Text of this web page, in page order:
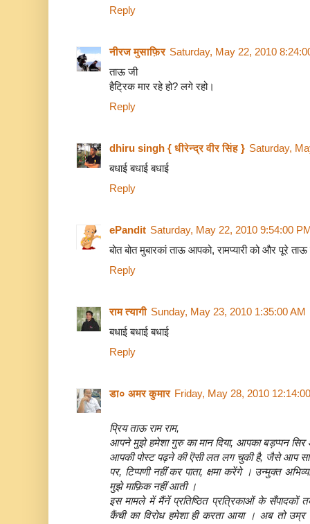
Reply
नीरज मुसाफ़िर Saturday, May 22, 2010
ताऊ जी
हैट्रिक मार रहे हो? लगे रहो।
Reply
dhiru singh { धीरेन्द्र वीर सिंह } Saturday,
बधाई बधाई बधाई
Reply
ePandit Saturday, May 22, 2010 9:54:00
बोत बोत मुबारकां ताऊ आपको, रामप्यारी को और पूरे
Reply
राम त्यागी Sunday, May 23, 2010 1:35:00 AM
बधाई बधाई बधाई
Reply
डा० अमर कुमार Friday, May 28, 2010
प्रिय ताऊ राम राम,
आपने मुझे हमेशा गुरु का मान दिया, आपका बड़प्पन
आपकी पोस्ट पढ़ने की ऎसी लत लग चुकी है, जैसे आप
पर, टिप्पणी नहीं कर पाता, क्षमा करेंगे । उन्मुक्त
मुझे माफ़िक नहीं आती ।
इस मामले में मैंनें प्रतिष्ठित प्रत्रिकाओं के सँपादकों
कैंची का विरोध हमेशा ही करता आया । अब तो उम्र